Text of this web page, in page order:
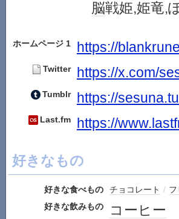
脳戦姫,姫竜,
ホームページ 1 https://
Twitter https://x.com/
Tumblr https://
Last.fm https://
好きなもの
好きな食べもの チョコレート / フ
好きな飲みもの
コーヒー